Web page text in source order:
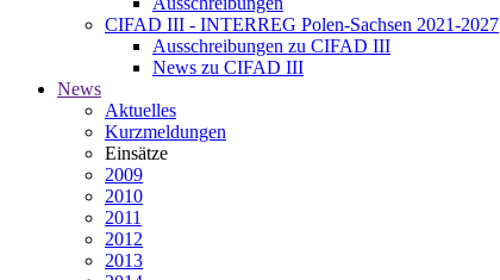
CIFAD III - INTERREG Polen-Sachsen 2021-2027
Ausschreibungen zu CIFAD III
News zu CIFAD III
News
Aktuelles
Kurzmeldungen
Einsätze
2009
2010
2011
2012
2013